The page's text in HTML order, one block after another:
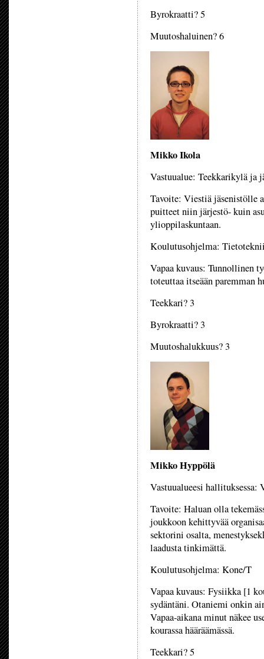
Byrokraatti? 5
Muutoshaluinen? 6
Mikko Ikola
Vastuualue: Teekkarikylä ja
Tavoite: Viestiä jäsenistölle
puitteet niin järjestö- kuin
ylioppilaskuntaan.
Koulutusohjelma:
Vapaa kuvaus: Tunnollinen
toteuttaa itseään paremman
Teekkari? 3
Byrokraatti? 3
Muutoshalukkuus? 3
Mikko Hyppölä
Vastuualueesi
Tavoite: Haluan olla
joukkoon kehittyvää
sektorini osalta,
laadusta tinkimättä.
Koulutusohjelma: Kone/T
Vapaa kuvaus: Fysiikka [1
sydäntäni. Otaniemi onkin
Vapaa-aikana minut näkee
kourassa hääräämässä.
Teekkari? 5